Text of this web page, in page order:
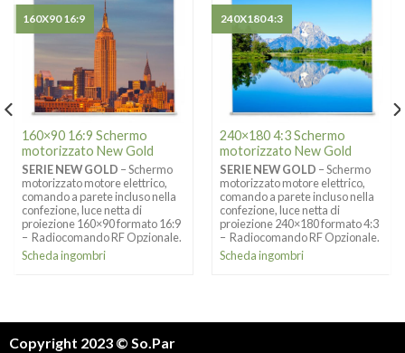
160×90 16:9 Schermo
motorizzato New Gold
SERIE NEW GOLD – Schermo
motorizzato motore elettrico,
comando a parete incluso nella
confezione, luce netta di
proiezione 160×90 formato 16:9
– Radiocomando RF Opzionale.
Scheda ingombri
160X90 16:9
240×180 4:3 Schermo
motorizzato New Gold
SERIE NEW GOLD – Schermo
motorizzato motore elettrico,
comando a parete incluso nella
confezione, luce netta di
proiezione 240×180 formato 4:3
– Radiocomando RF Opzionale.
Scheda ingombri
240X180 4:3
Copyright 2023 © So.Par